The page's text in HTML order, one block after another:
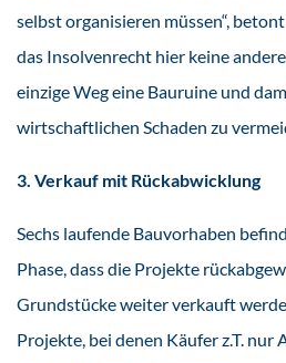
selbst organisieren müssen“,
das Insolvenrecht hier keine
einzige Weg eine Bauruine und
wirtschaftlichen Schaden zu
3. Verkauf mit Rückabwicklung
Sechs laufende Bauvorhaben
Phase, dass die Projekte
Grundstücke weiter verkauft
Projekte, bei denen Käufer z.T. nur